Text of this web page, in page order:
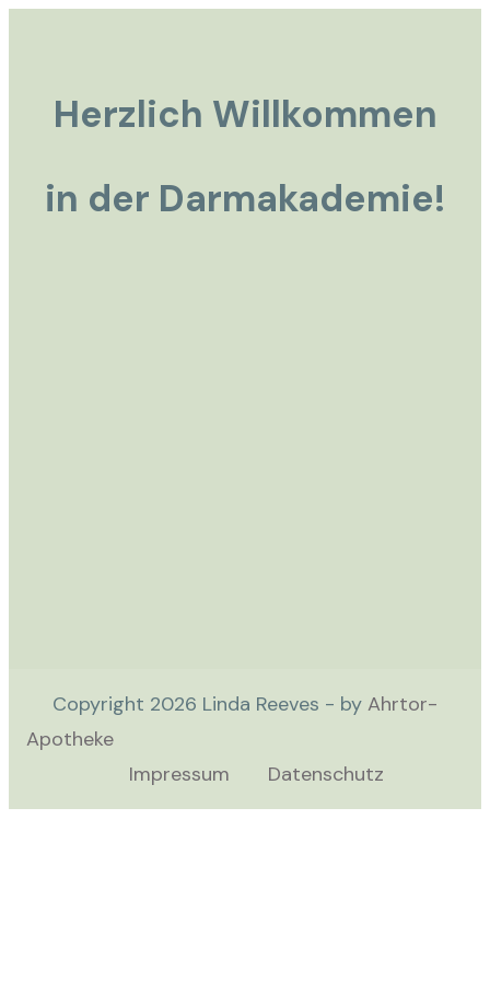
Herzlich Willkommen
in der Darmakademie!
Copyright 2026 Linda Reeves - by Ahrtor-
Apotheke
Impressum
Datenschutz